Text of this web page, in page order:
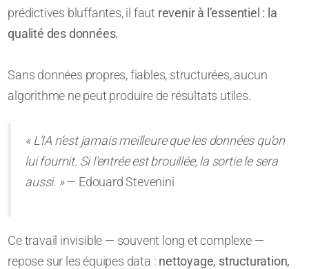
prédictives bluffantes, il faut revenir à l’essentiel : la
qualité des données.
Sans données propres, fiables, structurées, aucun
algorithme ne peut produire de résultats utiles.
« L’IA n’est jamais meilleure que les données qu’on
lui fournit. Si l’entrée est brouillée, la sortie le sera
aussi. »— Edouard Stevenini
Ce travail invisible — souvent long et complexe —
repose sur les équipes data : nettoyage, structuration,